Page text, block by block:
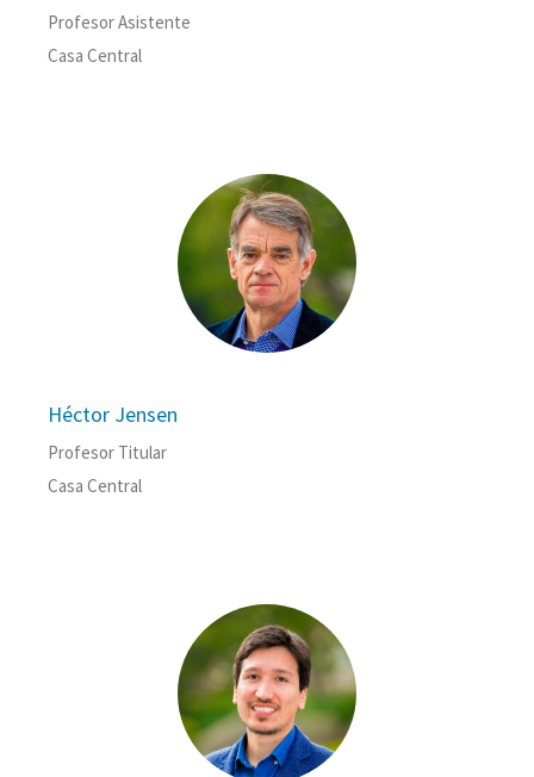
Profesor Asistente
Casa Central
Héctor Jensen
Profesor Titular
Casa Central